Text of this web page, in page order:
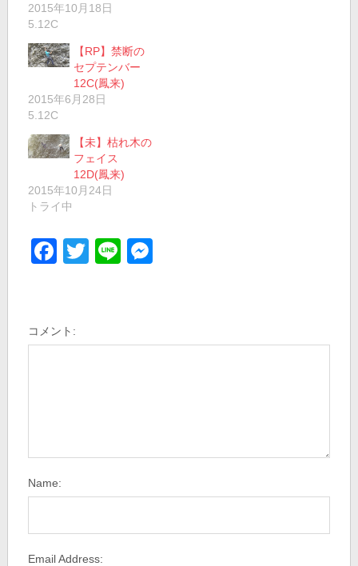
2015年10月18日
5.12C
【RP】禁断の
セプテンバー
12C(鳳来)
2015年6月28日
5.12C
【未】枯れ木の
フェイス
12D(鳳来)
2015年10月24日
トライ中
Facebook
Twitter
LineMessenger
コメント:
Name:
Email Address: